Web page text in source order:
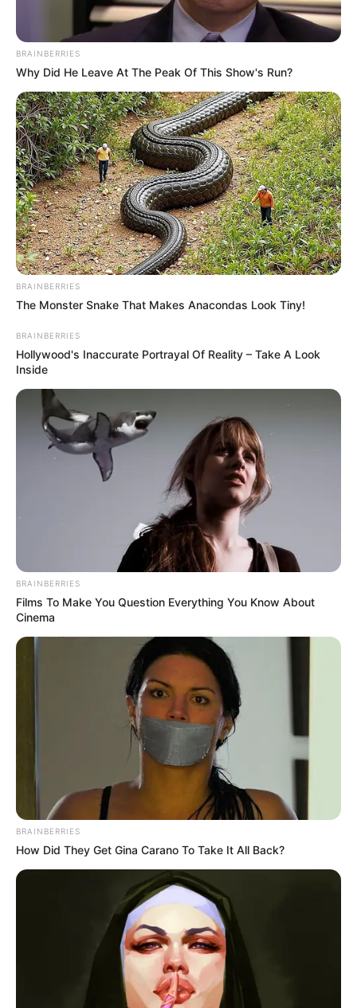
BRAINBERRIES
Why Did He Leave At The Peak Of This Show's Run?
BRAINBERRIES
The Monster Snake That Makes Anacondas Look Tiny!
BRAINBERRIES
Hollywood's Inaccurate Portrayal Of Reality – Take A Look
Inside
BRAINBERRIES
Films To Make You Question Everything You Know About
Cinema
BRAINBERRIES
How Did They Get Gina Carano To Take It All Back?